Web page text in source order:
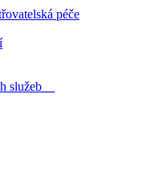
péče
služeb